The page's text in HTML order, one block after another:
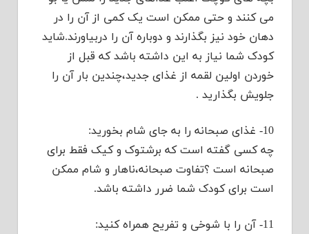
می کنند و حتی ممکن است یک کمی از آن را در
دهان خود نیز بگذارند و دوباره آن را دربیاورند.شاید
کودک شما نیاز به این داشته باشد که قبل از
خوردن اولین لقمه از غذای جدید،چندین بار آن را
جلویش بگذارید .
10- غذای صبحانه را به جای شام بخورید:
چه کسی گفته است که برشتوک و کیک فقط برای
صبحانه است ؟تفاوت صبحانه،ناهار و شام ممکن
است برای کودک شما ضرر داشته باشد.
11- آن را با شوخی و تفریح همراه کنید: